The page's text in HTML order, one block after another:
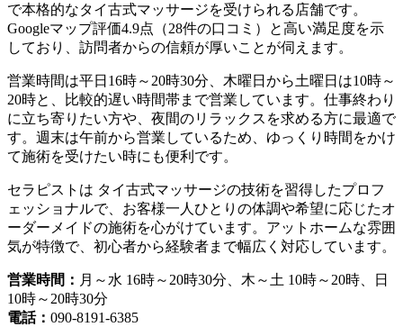
で本格的なタイ古式マッサージを受けられる店舗です。
Googleマップ評価4.9点（28件の口コミ）と高い満足度を示
しており、訪問者からの信頼が厚いことが伺えます。
営業時間は平日16時～20時30分、木曜日から土曜日は10時～
20時と、比較的遅い時間帯まで営業しています。仕事終わり
に立ち寄りたい方や、夜間のリラックスを求める方に最適で
す。週末は午前から営業しているため、ゆっくり時間をかけ
て施術を受けたい時にも便利です。
セラピストは タイ古式マッサージの技術を習得したプロフ
ェッショナルで、お客様一人ひとりの体調や希望に応じたオ
ーダーメイドの施術を心がけています。アットホームな雰囲
気が特徴で、初心者から経験者まで幅広く対応しています。
営業時間： 月～水 16時～20時30分、木～土 10時～20時、日
10時～20時30分
電話： 090-8191-6385